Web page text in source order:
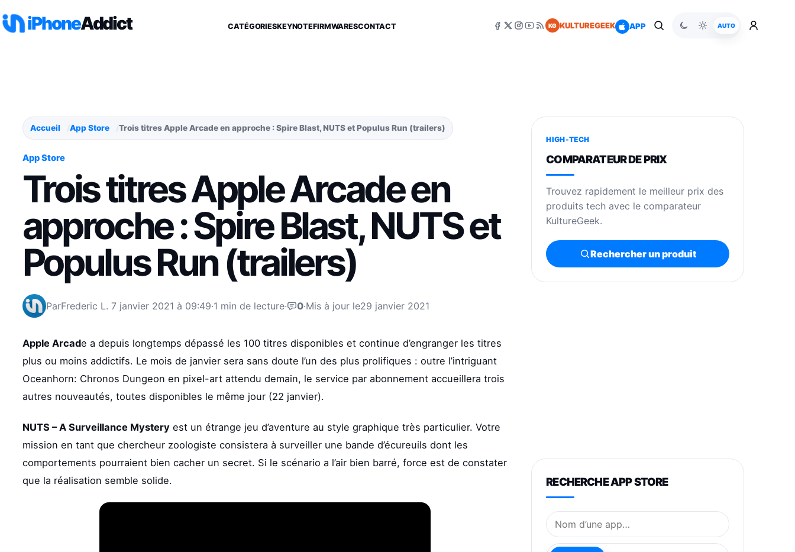
iPhoneAddict CATÉGORIESKEYNOTEFIRMWARESCONTACT KG KULTUREGEEK APP AUTO
Accueil App Store Trois titres Apple Arcade en approche : Spire Blast, NUTS et Populus Run (trailers)
App Store
Trois titres Apple Arcade en
approche : Spire Blast, NUTS et
Populus Run (trailers)
ParFrederic L. 7 janvier 2021 à 09:49·1 min de lecture· 0·Mis à jour le29 janvier 2021
Apple Arcade a depuis longtemps dépassé les 100 titres disponibles et continue d’engranger les titres
plus ou moins addictifs. Le mois de janvier sera sans doute l’un des plus prolifiques : outre l’intriguant
Oceanhorn: Chronos Dungeon en pixel-art attendu demain, le service par abonnement accueillera trois
autres nouveautés, toutes disponibles le même jour (22 janvier).
NUTS – A Surveillance Mysteryest un étrange jeu d’aventure au style graphique très particulier. Votre
mission en tant que chercheur zoologiste consistera à surveiller une bande d’écureuils dont les
comportements pourraient bien cacher un secret. Si le scénario a l’air bien barré, force est de constater
que la réalisation semble solide.
HIGH-TECH
COMPARATEUR DE PRIX
Trouvez rapidement le meilleur prix des
produits tech avec le comparateur
KultureGeek.
Rechercher un produit
RECHERCHE APP STORE
Nom de l’application